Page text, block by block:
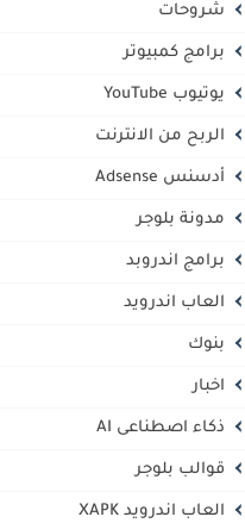
شروحات
برامج كمبيوتر
يوتيوب YouTube
الربح من الانترنت
أدسنس Adsense
مدونة بلوجر
برامج اندروبد
العاب اندرويد
بنوك
اخبار
ذكاء اصطناعى AI
قوالب بلوجر
العاب اندرويد XAPK